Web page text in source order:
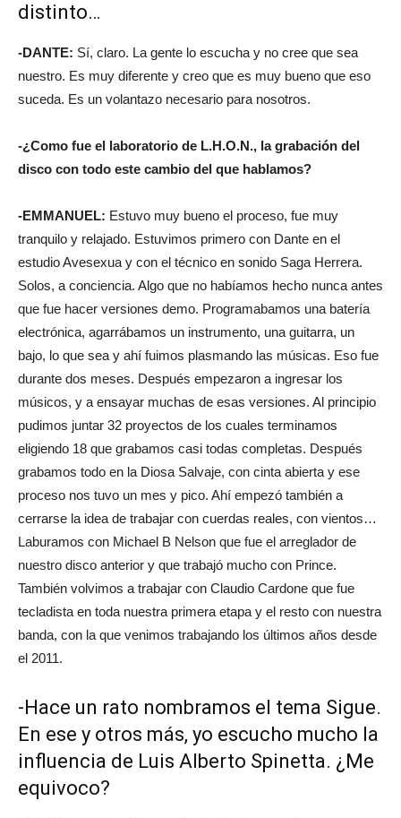
distinto…
-DANTE: Sí, claro. La gente lo escucha y no cree que sea
nuestro. Es muy diferente y creo que es muy bueno que eso
suceda. Es un volantazo necesario para nosotros.
-¿Como fue el laboratorio de L.H.O.N., la grabación del
disco con todo este cambio del que hablamos?
-EMMANUEL: Estuvo muy bueno el proceso, fue muy
tranquilo y relajado. Estuvimos primero con Dante en el
estudio Avesexua y con el técnico en sonido Saga Herrera.
Solos, a conciencia. Algo que no habíamos hecho nunca antes
que fue hacer versiones demo. Programabamos una batería
electrónica, agarrábamos un instrumento, una guitarra, un
bajo, lo que sea y ahí fuimos plasmando las músicas. Eso fue
durante dos meses. Después empezaron a ingresar los
músicos, y a ensayar muchas de esas versiones. Al principio
pudimos juntar 32 proyectos de los cuales terminamos
eligiendo 18 que grabamos casi todas completas. Después
grabamos todo en la Diosa Salvaje, con cinta abierta y ese
proceso nos tuvo un mes y pico. Ahí empezó también a
cerrarse la idea de trabajar con cuerdas reales, con vientos…
Laburamos con Michael B Nelson que fue el arreglador de
nuestro disco anterior y que trabajó mucho con Prince.
También volvimos a trabajar con Claudio Cardone que fue
tecladista en toda nuestra primera etapa y el resto con nuestra
banda, con la que venimos trabajando los últimos años desde
el 2011.
-Hace un rato nombramos el tema Sigue.
En ese y otros más, yo escucho mucho la
influencia de Luis Alberto Spinetta. ¿Me
equivoco?